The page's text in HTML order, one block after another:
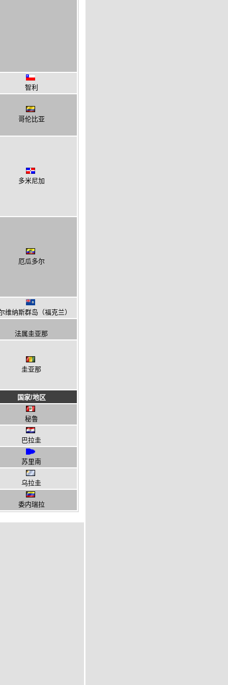
智利
哥伦比亚
多米尼加
厄瓜多尔
维纳斯群岛（福克兰）
法属圭亚那
圭亚那
国家/地区
秘鲁
巴拉圭
苏里南
乌拉圭
委内瑞拉